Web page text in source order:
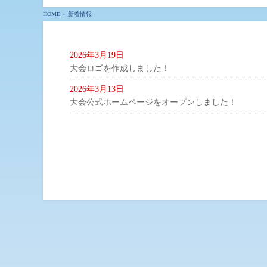
HOME » 新着情報
2026年3月19日
大会ロゴを作成しました！
2026年3月13日
大会公式ホームページをオープンしました！